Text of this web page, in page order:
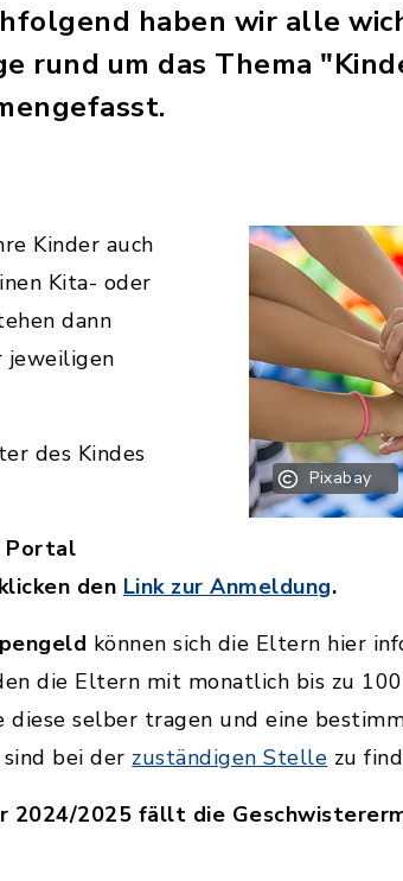
haben wir alle
rund um das Thema
Pixabay
Kinder auch
Kita- oder
dann
jeweiligen
des Kindes
Portal
den Link zur Anmeldung.
können sich die Eltern hier
die Eltern mit monatlich bis zu
selber tragen und eine
bei der zuständigen Stelle zu
2024/2025 fällt die